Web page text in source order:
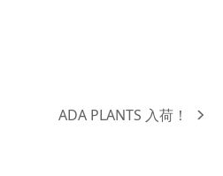
next
ADA PLANTS 入荷！